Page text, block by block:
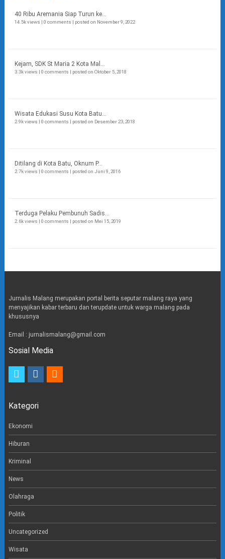
40 Ribu Aremania Siap Turun ke...
14.5k views | 0 comments | posted on November 9, 2022
Kejam, SDK St Maria 2 Kota Mal...
3.3k views | 0 comments | posted on Oktober 5, 2018
Wisata Edukasi Susu Kota Batu...
2.9k views | 0 comments | posted on Desember 23, 2018
Ditilang di Kota Batu, Oknum P...
2.7k views | 0 comments | posted on Juni 9, 2016
Terduga Pelaku Pembunuh Sadis...
2.6k views | 0 comments | posted on Mei 15, 2019
Jurnalis Malang merupakan portal berita seputar malang raya yang
menyajikan kabar terbaru dan terupdate untuk warga malang pada
khususnya
Email : jurnalismalang@gmail.com
Sosial Media
t
r
a
a
Kategori
Ekonomi
Hiburan
Kriminal
News
Olahraga
Politik
Uncategorized
Wisata